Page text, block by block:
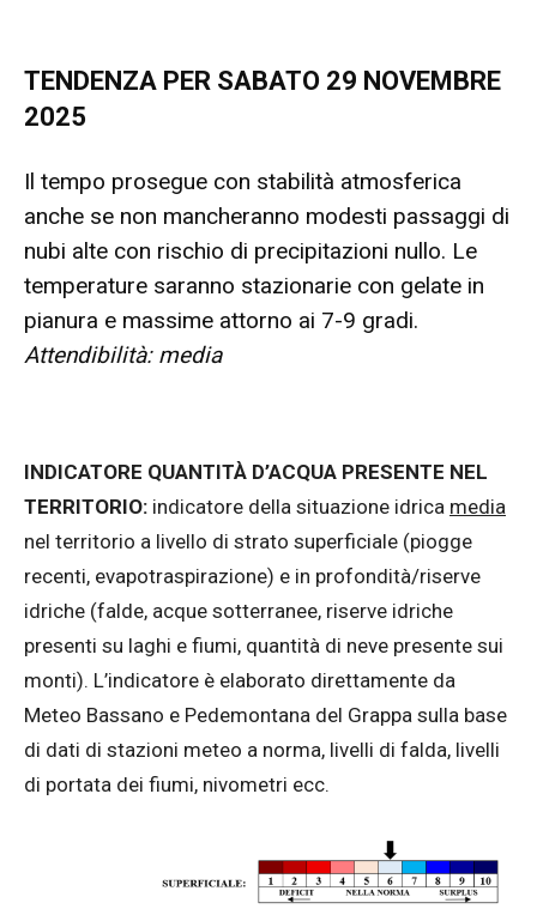
TENDENZA PER SABATO 29 NOVEMBRE
2025
Il tempo prosegue con stabilità atmosferica
anche se non mancheranno modesti passaggi di
nubi alte con rischio di precipitazioni nullo. Le
temperature saranno stazionarie con gelate in
pianura e massime attorno ai 7-9 gradi.
Attendibilità: media
INDICATORE QUANTITÀ D’ACQUA PRESENTE NEL
TERRITORIO: indicatore della situazione idrica media
nel territorio a livello di strato superficiale (piogge
recenti, evapotraspirazione) e in profondità/riserve
idriche (falde, acque sotterranee, riserve idriche
presenti su laghi e fiumi, quantità di neve presente sui
monti). L’indicatore è elaborato direttamente da
Meteo Bassano e Pedemontana del Grappa sulla base
di dati di stazioni meteo a norma, livelli di falda, livelli
di portata dei fiumi, nivometri ecc.